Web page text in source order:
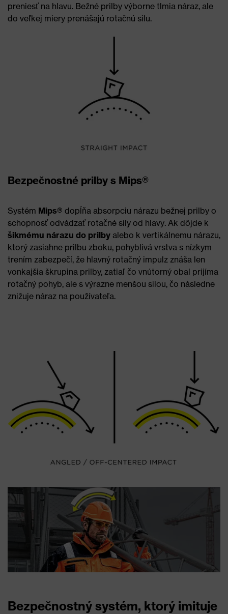
preniesť na hlavu. Bežné prilby výborne tlmia náraz, ale
do veľkej miery prenášajú rotačnú silu.
Bezpečnostné prilby s Mips®
Systém Mips® dopĺňa absorpciu nárazu bežnej prilby o
schopnosť odvádzať rotačné sily od hlavy. Ak dôjde k
šikmému nárazu do prilby alebo k vertikálnemu nárazu,
ktorý zasiahne prilbu zboku, pohyblivá vrstva s nízkym
trením zabezpečí, že hlavný rotačný impulz znáša len
vonkajšia škrupina prilby, zatiaľ čo vnútorný obal prijíma
rotačný pohyb, ale s výrazne menšou silou, čo následne
znižuje náraz na používateľa.
Bezpečnostný systém, ktorý imituje